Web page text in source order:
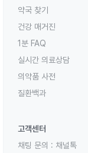
약국 찾기
건강 매거진
1분 FAQ
실시간 의료상담
의약품 사전
질환백과
고객센터
채팅 문의 : 채널톡